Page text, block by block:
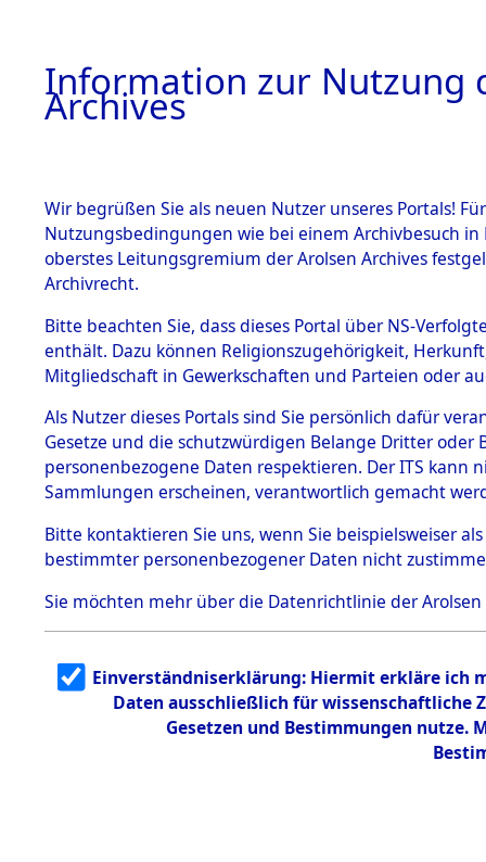
BESTÄNDE
1.
mente
5. Verschiedenes
5.3
Todesmärsche
5.3.1 Alliierte
Erhebungen
zu
Todesmärsch
en
5.3.2
g
5.3.3
Todesmärsch
Information zur Nutzung
Archives
Wir begrüßen Sie als neuen Nutzer unseres Portals!
Nutzungsbedingungen wie bei einem Archivbesuch
oberstes Leitungsgremium der Arolsen Archives
Archivrecht.
Bitte beachten Sie, dass dieses Portal über NS-
enthält. Dazu können Religionszugehörigkeit,
Mitgliedschaft in Gewerkschaften und Parteien oder
Als Nutzer dieses Portals sind Sie persönlich dafür
Gesetze und die schutzwürdigen Belange Dritter
personenbezogene Daten respektieren. Der ITS
Sammlungen erscheinen, verantwortlich gemacht
Bitte kontaktieren Sie uns, wenn Sie beispielsweiser
bestimmter personenbezogener Daten nicht
Sie möchten mehr über die Datenrichtlinie der Arolsen
Einverständniserklärung: Hiermit erkläre ich
Daten ausschließlich für wissenschaftliche
Gesetzen und Bestimmungen nutze.